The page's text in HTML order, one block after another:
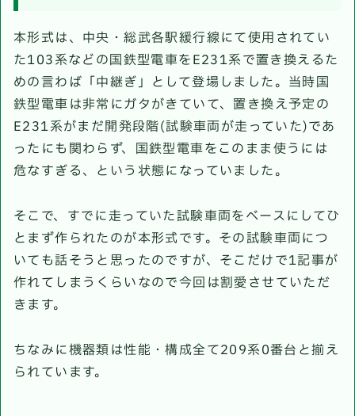
本形式は、中央・総武各駅緩行線にて使用されてい
た103系などの国鉄型電車をE231系で置き換えるた
めの言わば「中継ぎ」として登場しました。当時国
鉄型電車は非常にガタがきていて、置き換え予定の
E231系がまだ開発段階(試験車両が走っていた)であ
ったにも関わらず、国鉄型電車をこのまま使うには
危なすぎる、という状態になっていました。
そこで、すでに走っていた試験車両をベースにしてひ
とまず作られたのが本形式です。その試験車両につ
いても話そうと思ったのですが、そこだけで1記事が
作れてしまうくらいなので今回は割愛させていただ
きます。
ちなみに機器類は性能・構成全て209系0番台と揃え
られています。